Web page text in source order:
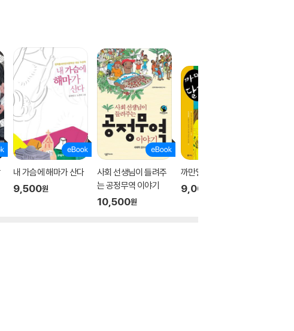
내 가슴에 해마가 산다
9,500원
사회 선생님이 들려주
는 공정무역 이야기
10,500원
까만달걀
9,000